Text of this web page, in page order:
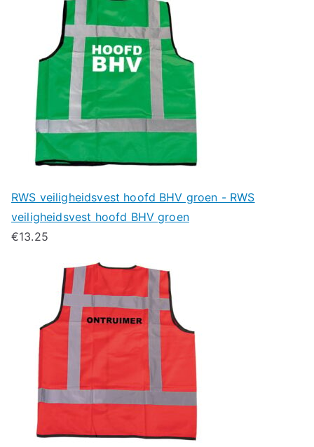
RWS veiligheidsvest hoofd BHV groen - RWS
veiligheidsvest hoofd BHV groen
€13.25